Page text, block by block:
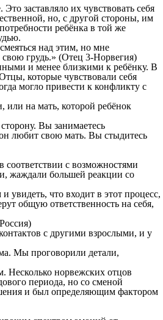
заставляло их чувствовать себя
но, с другой стороны, им
ребёнка в той же
над этим, но мне
свою грудь.» (Отец 3-Норвегия)
и менее близкими к ребёнку. В
которые чувствовали себя
могло привести к конфликту с
или на мать, которой ребёнок
Вы занимаетесь
любит свою мать. Вы стыдитесь
с возможностями
жаждали большей реакции со
что входит в этот процесс,
общую ответственность на себя,
с другими взрослыми, и у
Мы проговорили детали,
Несколько норвежских отцов
периода, но со сменой
и был определяющим фактором